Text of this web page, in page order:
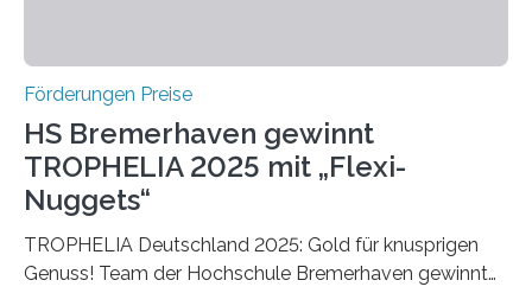
Förderungen Preise
HS Bremerhaven gewinnt
TROPHELIA 2025 mit „Flexi-
Nuggets“
TROPHELIA Deutschland 2025: Gold für knusprigen
Genuss! Team der Hochschule Bremerhaven gewinnt